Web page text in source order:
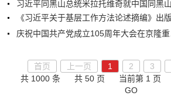
首页 上一页 1 2 3
共 1000 条
共 50 页 当前第 1 页
GO